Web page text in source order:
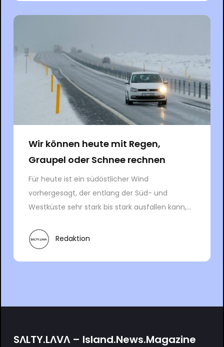
Wir können heute mit Regen,
Graupel oder Schnee rechnen
Für heute ist ein südöstlicher Wind
vorhergesagt, der entlang der Süd- und
Westküste sehr stark bis stark ausfallen kann,...
Redaktion
SΛLTY.LΛVΛ – Island.News.Magazine